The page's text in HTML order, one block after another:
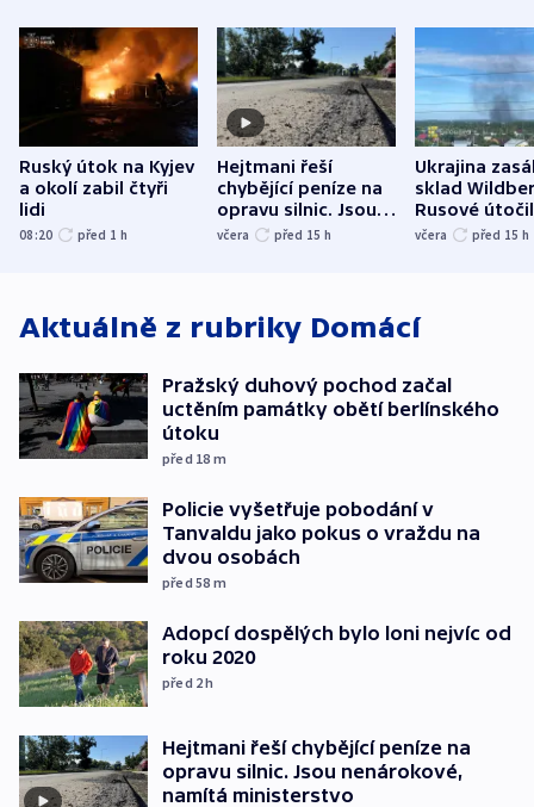
Ruský útok na Kyjev
a okolí zabil čtyři
lidi
08:20 před 1 h
Hejtmani řeší
chybějící peníze na
opravu silnic. Jsou
nenárokové, namítá
včera před 15 h
Ukrajina
sklad
Rusové
trh, hasiče či
včera před 15 h
Aktuálně z rubriky Domácí
Pražský duhový pochod začal
uctěním památky obětí berlínského
útoku
před 18 m
Policie vyšetřuje pobodání v
Tanvaldu jako pokus o vraždu na
dvou osobách
před 58 m
Adopcí dospělých bylo loni nejvíc od
roku 2020
před 2h
Hejtmani řeší chybějící peníze na
opravu silnic. Jsou nenárokové,
namítá ministerstvo